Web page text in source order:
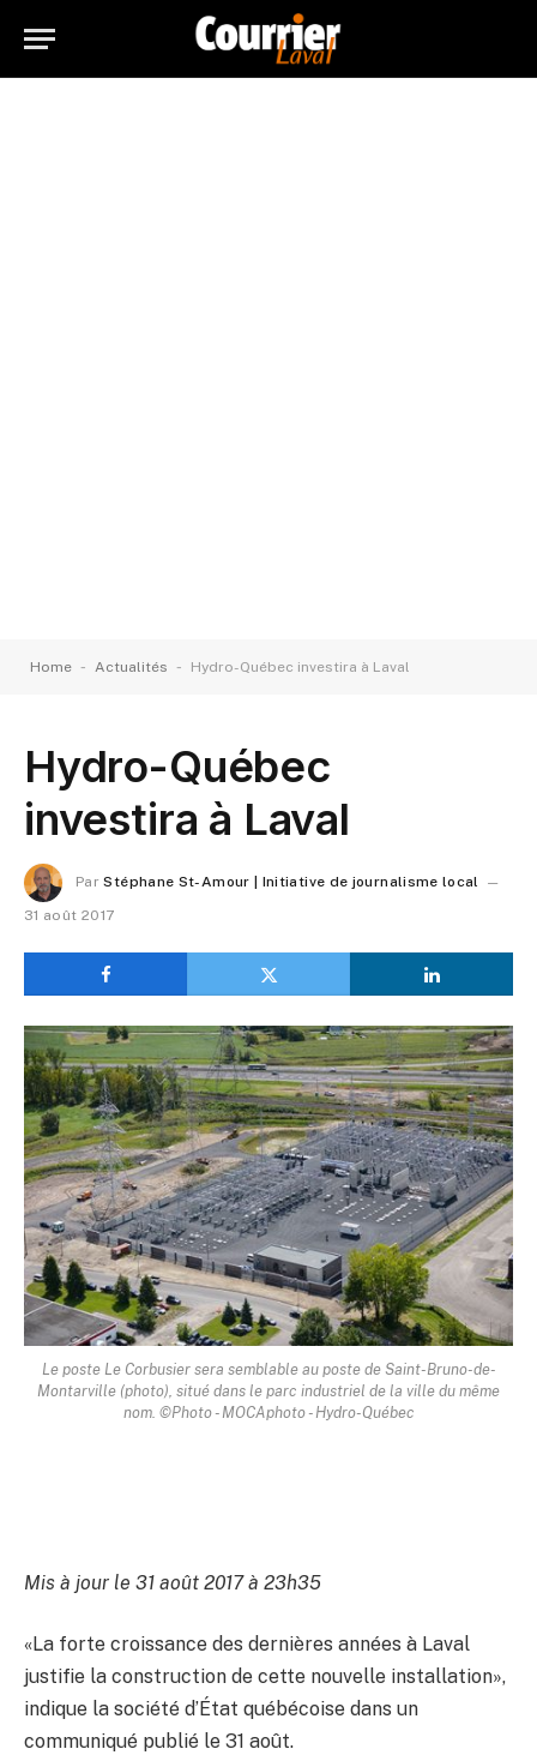
Home - Actualités - Hydro-Québec investira à Laval
Hydro-Québec
investira à Laval
Par Stéphane St-Amour | Initiative de journalisme local
31 août 2017
Le poste Le Corbusier sera semblable au poste de Saint-Bruno-de-
Montarville (photo), situé dans le parc industriel de la ville du même
nom. ©Photo - MOCAphoto - Hydro-Québec
Mis à jour le 31 août 2017 à 23h35
«La forte croissance des dernières années à Laval
justifie la construction de cette nouvelle installation»,
indique la société d’État québécoise dans un
communiqué publié le 31 août.